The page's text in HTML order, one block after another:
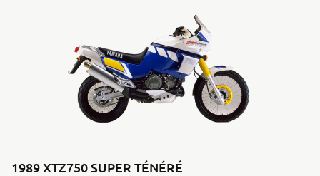
1989 XTZ750 SUPER TÉNÉRÉ